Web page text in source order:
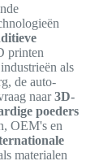
printen
als
de auto-
naar3D-
poeders
OEM's en
materialen